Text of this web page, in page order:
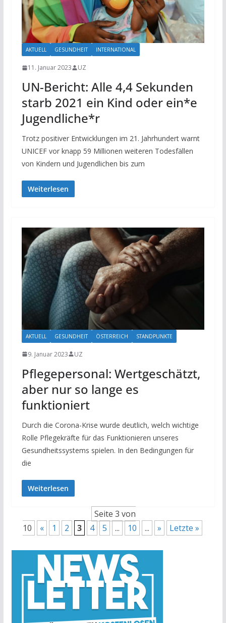
AKTUELL GESUNDHEIT INTERNATIONAL
11. Januar 2023 UZ
UN-Bericht: Alle 4,4 Sekunden
starb 2021 ein Kind oder ein*e
Jugendliche*r
Trotz positiver Entwicklungen im 21. Jahrhundert warnt
UNICEF vor knapp 59 Millionen weiteren Todesfällen
von Kindern und Jugendlichen bis zum
Weiterlesen
AKTUELL GESUNDHEIT ÖSTERREICH STANDPUNKTE
9. Januar 2023 UZ
Pflegepersonal: Wertgeschätzt,
aber nur so lange es
funktioniert
Durch die Corona-Krise wurde deutlich, welch wichtige
Rolle Pflegekräfte für das Funktionieren unseres
Gesundheitssystems spielen. In den Bedingungen für
die
Weiterlesen
Seite 3 von
10
« 1 2 3 4 5 ... 10 ... » Letzte »